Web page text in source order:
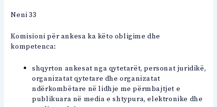
Neni 33
Komisioni për ankesa ka këto obligime dhe
kompetenca:
shqyrton ankesat nga qytetarët, personat juridikë,
organizatat qytetare dhe organizatat
ndërkombëtare në lidhje me përmbajtjet e
publikuara në media e shtypura, elektronike dhe